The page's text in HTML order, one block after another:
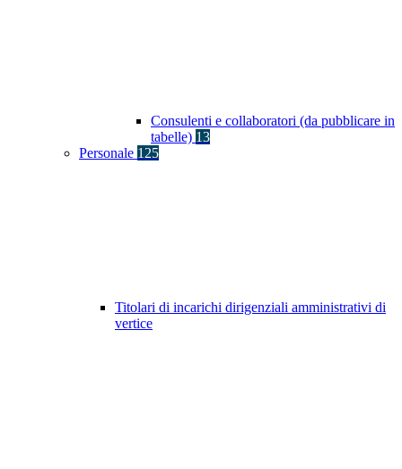
Consulenti e collaboratori (da pubblicare in
tabelle) 13
Personale 125
Titolari di incarichi dirigenziali amministrativi di
vertice